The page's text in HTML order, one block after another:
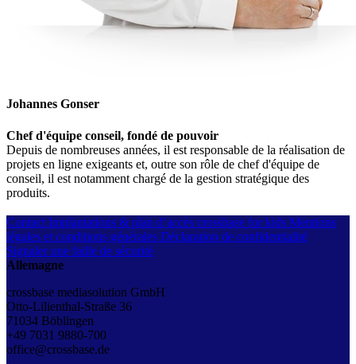
Johannes Gonser
Chef d'équipe conseil, fondé de pouvoir
Depuis de nombreuses années, il est responsable de la réalisation de
projets en ligne exigeants et, outre son rôle de chef d'équipe de
conseil, il est notamment chargé de la gestion stratégique des
produits.
Contact Implantations & plan d’accès crossbase for kids Mentions
légales et conditions générales Déclaration de confidentialité
Signaler une faille de sécurité
Allemagne
crossbase mediasolution GmbH
Otto-Lilienthal-Straße 36
71034 Böblingen
+49 7031 9880-700
office@crossbase.de